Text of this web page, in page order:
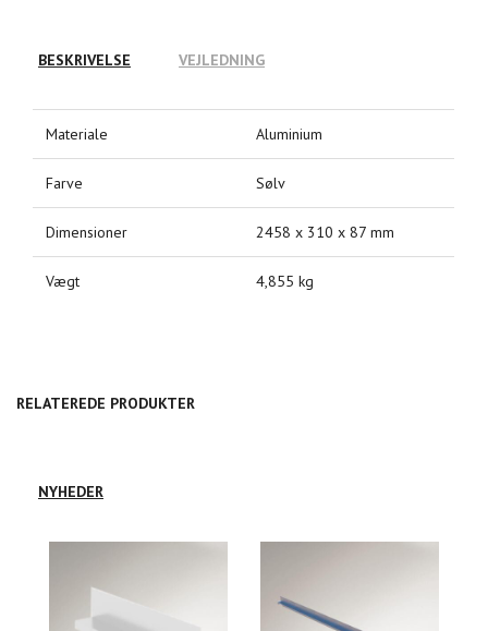
BESKRIVELSE VEJLEDNING
Materiale Aluminium
Farve Sølv
Dimensioner 2458 x 310 x 87 mm
Vægt 4,855 kg
RELATEREDE PRODUKTER
NYHEDER